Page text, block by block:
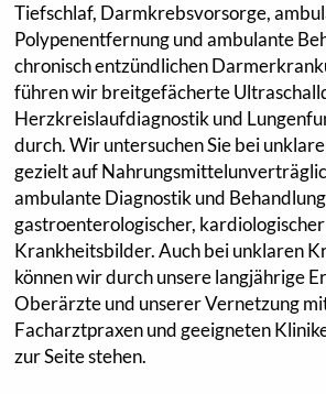
Tiefschlaf, Darmkrebsvorsorge,
Polypenentfernung und ambulante
chronisch entzündlichen
führen wir breitgefächerte
Herzkreislaufdiagnostik und
durch. Wir untersuchen Sie bei
gezielt auf
ambulante Diagnostik und Behandlung
gastroenterologischer,
Krankheitsbilder. Auch bei unklaren
können wir durch unsere langjährige
Oberärzte und unserer Vernetzung
Facharztpraxen und geeigneten
zur Seite stehen.